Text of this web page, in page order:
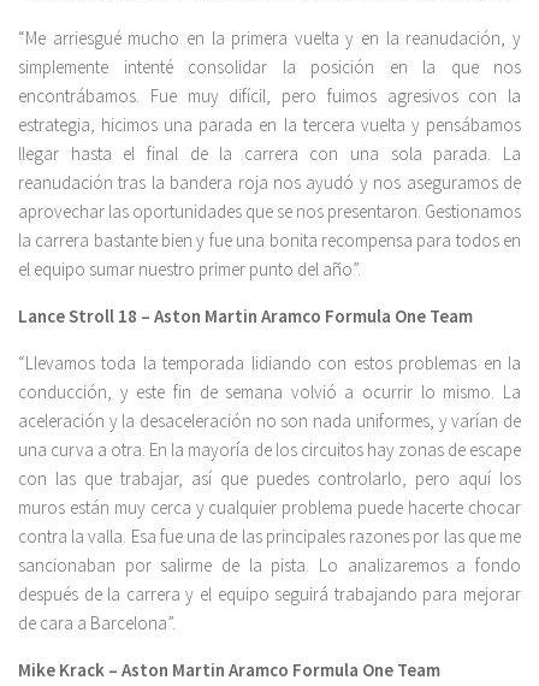
“Me arriesgué mucho en la primera vuelta y en la reanudación, y
simplemente intenté consolidar la posición en la que nos
encontrábamos. Fue muy difícil, pero fuimos agresivos con la
estrategia, hicimos una parada en la tercera vuelta y pensábamos
llegar hasta el final de la carrera con una sola parada. La
reanudación tras la bandera roja nos ayudó y nos aseguramos de
aprovechar las oportunidades que se nos presentaron. Gestionamos
la carrera bastante bien y fue una bonita recompensa para todos en
el equipo sumar nuestro primer punto del año”.
Lance Stroll 18 – Aston Martin Aramco Formula One Team
“Llevamos toda la temporada lidiando con estos problemas en la
conducción, y este fin de semana volvió a ocurrir lo mismo. La
aceleración y la desaceleración no son nada uniformes, y varían de
una curva a otra. En la mayoría de los circuitos hay zonas de escape
con las que trabajar, así que puedes controlarlo, pero aquí los
muros están muy cerca y cualquier problema puede hacerte chocar
contra la valla. Esa fue una de las principales razones por las que me
sancionaban por salirme de la pista. Lo analizaremos a fondo
después de la carrera y el equipo seguirá trabajando para mejorar
de cara a Barcelona”.
Mike Krack – Aston Martin Aramco Formula One Team